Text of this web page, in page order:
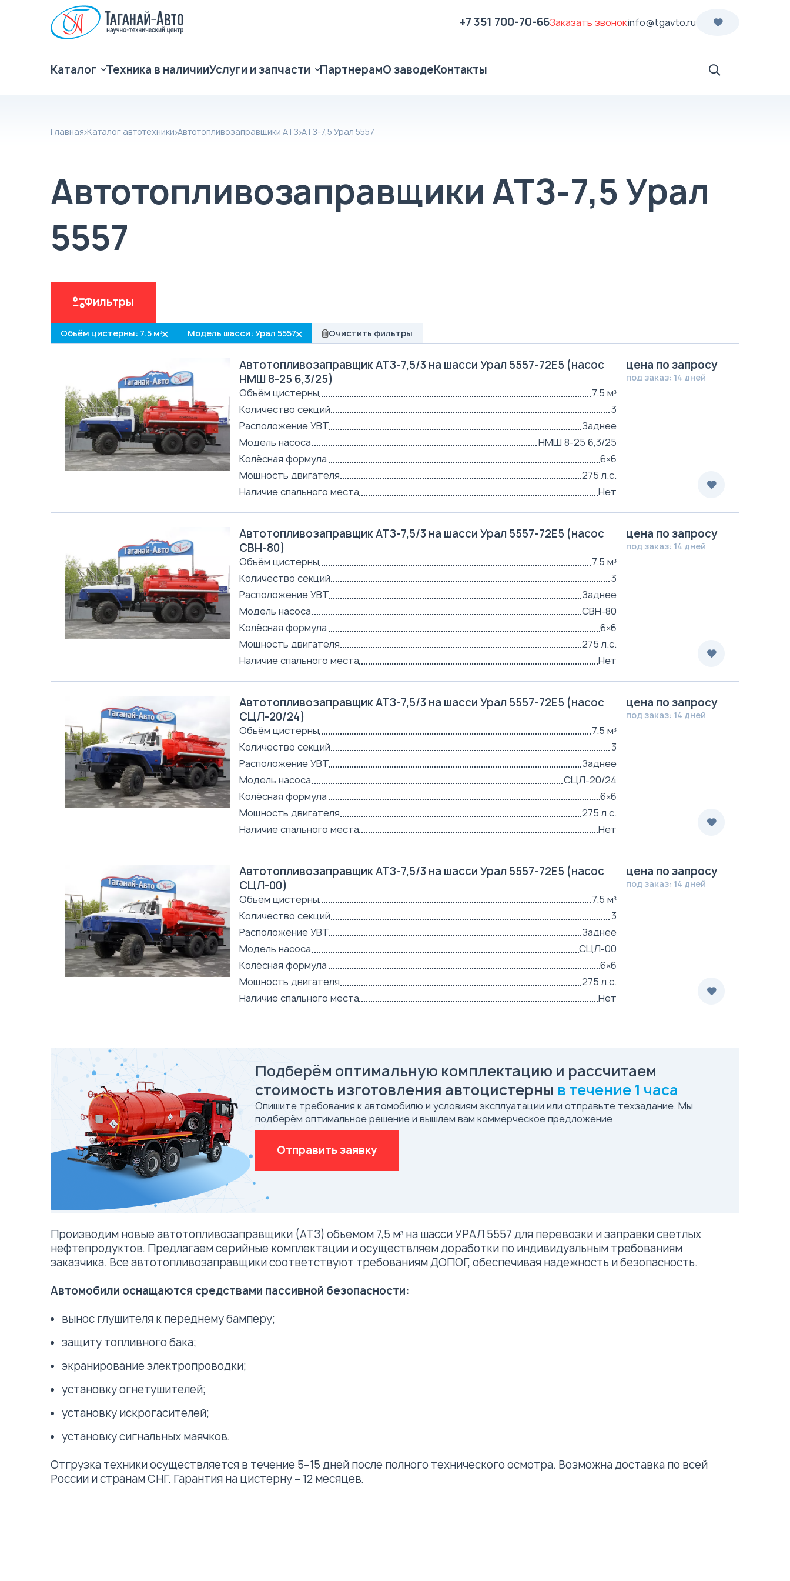
+7 351 700-70-66Заказать звонокinfo@tgavto.ru
Каталог Техника в наличииУслуги и запчасти ПартнерамО заводеКонтакты
Главная Каталог автотехники Автотопливозаправщики АТЗ АТЗ-7,5 Урал 5557
Автотопливозаправщики АТЗ-7,5 Урал
5557
Фильтры
Объём цистерны: 7.5 м³ Модель шасси: Урал 5557 Очистить фильтры
Автотопливозаправщик АТЗ-7,5/3 на шасси Урал 5557-72Е5 (насос
НМШ 8-25 6,3/25)
Объём цистерны
7.5 м³
Количество секций
3
Расположение УВТ
Заднее
Модель насоса
НМШ 8-25 6,3/25
Колёсная формула
6×6
Мощность двигателя
275 л.с.
Наличие спального места
Нет
цена по запросу
под заказ: 14 дней
Автотопливозаправщик АТЗ-7,5/3 на шасси Урал 5557-72Е5 (насос
СВН-80)
Объём цистерны
7.5 м³
Количество секций
3
Расположение УВТ
Заднее
Модель насоса
СВН-80
Колёсная формула
6×6
Мощность двигателя
275 л.с.
Наличие спального места
Нет
цена по запросу
под заказ: 14 дней
Автотопливозаправщик АТЗ-7,5/3 на шасси Урал 5557-72Е5 (насос
СЦЛ-20/24)
Объём цистерны
7.5 м³
Количество секций
3
Расположение УВТ
Заднее
Модель насоса
СЦЛ-20/24
Колёсная формула
6×6
Мощность двигателя
275 л.с.
Наличие спального места
Нет
цена по запросу
под заказ: 14 дней
Автотопливозаправщик АТЗ-7,5/3 на шасси Урал 5557-72Е5 (насос
СЦЛ-00)
Объём цистерны
7.5 м³
Количество секций
3
Расположение УВТ
Заднее
Модель насоса
СЦЛ-00
Колёсная формула
6×6
Мощность двигателя
275 л.с.
Наличие спального места
Нет
цена по запросу
под заказ: 14 дней
Подберём оптимальную комплектацию и рассчитаем
стоимость изготовления автоцистерны в течение 1 часа
Опишите требования к автомобилю и условиям эксплуатации или отправьте техзадание. Мы
подберём оптимальное решение и вышлем вам коммерческое предложение
Отправить заявку
Производим новые автотопливозаправщики (АТЗ) объемом 7,5 м³ на шасси УРАЛ 5557 для перевозки и заправки светлых
нефтепродуктов. Предлагаем серийные комплектации и осуществляем доработки по индивидуальным требованиям
заказчика. Все автотопливозаправщики соответствуют требованиям ДОПОГ, обеспечивая надежность и безопасность.
Автомобили оснащаются средствами пассивной безопасности:
вынос глушителя к переднему бамперу;
защиту топливного бака;
экранирование электропроводки;
установку огнетушителей;
установку искрогасителей;
установку сигнальных маячков.
Отгрузка техники осуществляется в течение 5–15 дней после полного технического осмотра. Возможна доставка по всей
России и странам СНГ. Гарантия на цистерну – 12 месяцев.